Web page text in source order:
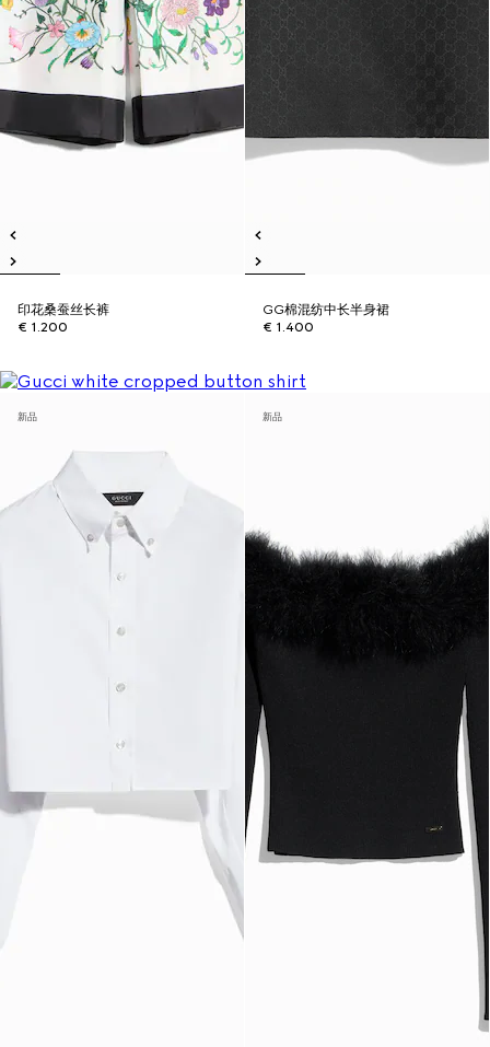
印花桑蚕丝长裤
€ 1.200
GG棉混纺中长半身裙
€ 1.400
新品 新品